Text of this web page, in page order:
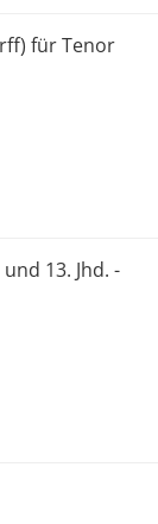
für Tenor
13. Jhd. -